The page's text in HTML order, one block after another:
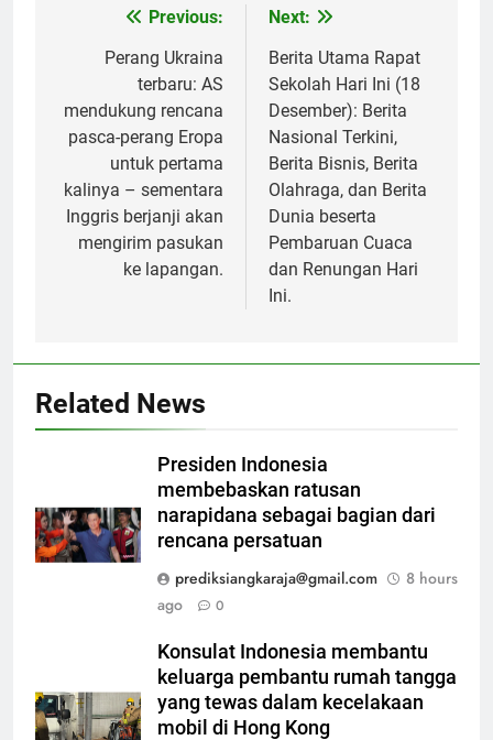
navigation
Previous:
Perang Ukraina
terbaru: AS
mendukung rencana
pasca-perang Eropa
untuk pertama
kalinya – sementara
Inggris berjanji akan
mengirim pasukan
ke lapangan.
Next:
Berita Utama Rapat
Sekolah Hari Ini (18
Desember): Berita
Nasional Terkini,
Berita Bisnis, Berita
Olahraga, dan Berita
Dunia beserta
Pembaruan Cuaca
dan Renungan Hari
Ini.
Related News
Presiden Indonesia
membebaskan ratusan
narapidana sebagai bagian dari
rencana persatuan
prediksiangkaraja@gmail.com
8 hours
ago
0
Konsulat Indonesia membantu
keluarga pembantu rumah tangga
yang tewas dalam kecelakaan
mobil di Hong Kong